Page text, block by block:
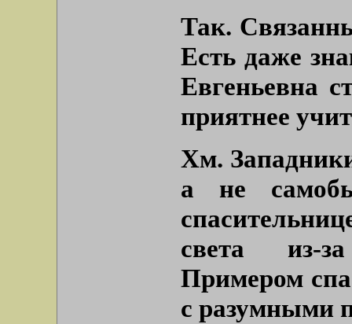
Так.
Есть даже
Евгеньевна
приятнее
Хм.
а не
света из-
Примером
с разумными